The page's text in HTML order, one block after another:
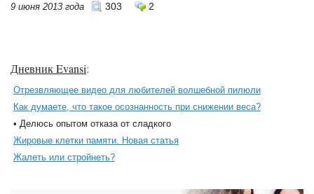
9 июня 2013 года 303 2
Дневник Evansi:
Отрезвляющее видео для любителей волшебной пилюли
Как думаете, что такое осознанность при снижении веса?
• Делюсь опытом отказа от сладкого
Жировые клетки памяти. Новая статья
Жалеть или стройнеть?